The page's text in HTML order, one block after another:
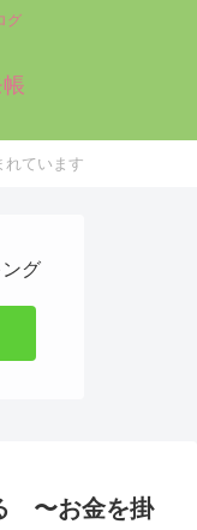
グ
れています
グ
〜お金を掛